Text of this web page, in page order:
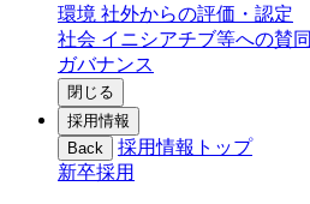
環境 社外からの評価・認定
社会 イニシアチブ等への賛同
ガバナンス
閉じる
採用情報
Back
採用情報トップ
新卒採用